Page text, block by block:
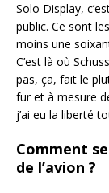
Solo Display,
public. Ce sont
moins une
C’est là où
pas, ça, fait le
fur et à mesure
j’ai eu la liberté
Comment
de l’avion ?